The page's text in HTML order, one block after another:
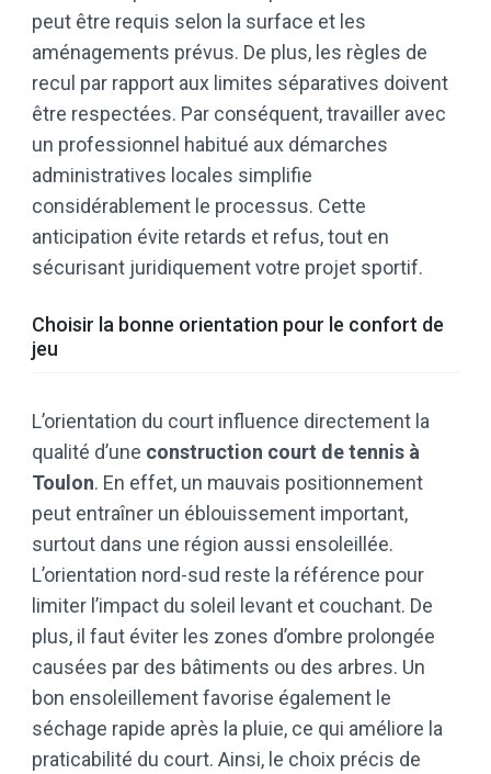
peut être requis selon la surface et les
aménagements prévus. De plus, les règles de
recul par rapport aux limites séparatives doivent
être respectées. Par conséquent, travailler avec
un professionnel habitué aux démarches
administratives locales simplifie
considérablement le processus. Cette
anticipation évite retards et refus, tout en
sécurisant juridiquement votre projet sportif.
Choisir la bonne orientation pour le confort de
jeu
L’orientation du court influence directement la
qualité d’une construction court de tennis à
Toulon. En effet, un mauvais positionnement
peut entraîner un éblouissement important,
surtout dans une région aussi ensoleillée.
L’orientation nord-sud reste la référence pour
limiter l’impact du soleil levant et couchant. De
plus, il faut éviter les zones d’ombre prolongée
causées par des bâtiments ou des arbres. Un
bon ensoleillement favorise également le
séchage rapide après la pluie, ce qui améliore la
praticabilité du court. Ainsi, le choix précis de